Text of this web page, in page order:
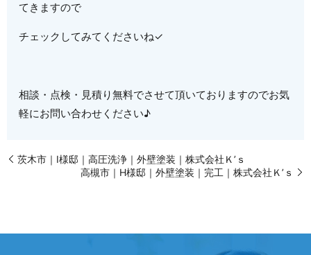
てきますので
チェックしてみてくださいね✓
相談・点検・見積り無料でさせて頂いておりますのでお気
軽にお問い合わせください♪
茨木市｜I様邸｜高圧洗浄｜外壁塗装｜株式会社Ｋ’ｓ
高槻市｜H様邸｜外壁塗装｜完工｜株式会社Ｋ’ｓ